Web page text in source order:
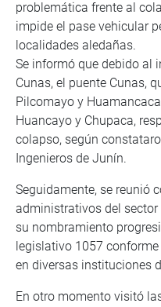
problemática frente al
impide el pase vehicular
localidades aledañas.
Se informó que debido al
Cunas, el puente Cunas,
Pilcomayo y
Huancayo y Chupaca,
colapso, según
Ingenieros de Junín.
Seguidamente, se reunió
administrativos del
su nombramiento
legislativo 1057
en diversas instituciones
En otro momento visitó